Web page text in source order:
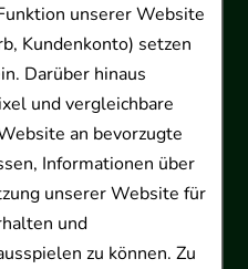
unserer Website
Kundenkonto) setzen
Darüber hinaus
und vergleichbare
an bevorzugte
Informationen über
unserer Website für
und
zu können. Zu
17.00 Uhr
Hannover
0511 89 71 80 11